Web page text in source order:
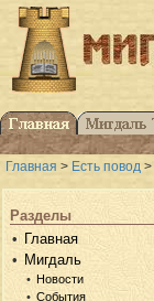
Главная > Есть повод >
Разделы
Главная
Мигдаль
Новости
События